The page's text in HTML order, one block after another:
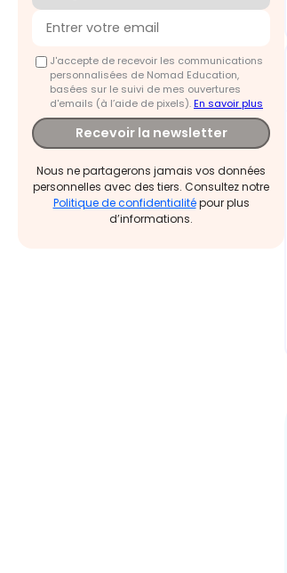
J'accepte de recevoir les communications
personnalisées de Nomad Education,
basées sur le suivi de mes ouvertures
d'emails (à l’aide de pixels).En savoir plus
Recevoir la newsletter
Nous ne partagerons jamais vos données
personnelles avec des tiers. Consultez notre
Politique de confidentialitépour plus
d’informations.